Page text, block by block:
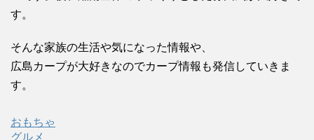
す。
そんな家族の生活や気になった情報や、
広島カープが大好きなのでカープ情報も発信していきま
す。
おもちゃ
グルメ